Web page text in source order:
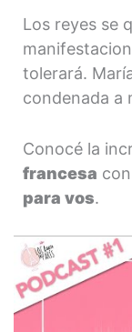
Los reyes se
tolerará.
condenada a
Conocé la
francesa con
para vos.